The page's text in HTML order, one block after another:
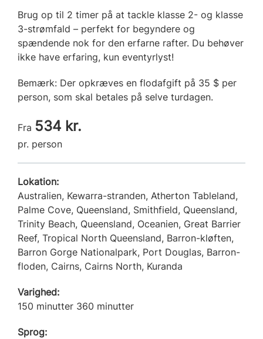
Brug op til 2 timer på at tackle klasse 2- og klasse
3-strømfald – perfekt for begyndere og
spændende nok for den erfarne rafter. Du behøver
ikke have erfaring, kun eventyrlyst!
Bemærk: Der opkræves en flodafgift på 35 $ per
person, som skal betales på selve turdagen.
Fra 534 kr.
pr. person
Lokation:
Australien, Kewarra-stranden, Atherton Tableland,
Palme Cove, Queensland, Smithfield, Queensland,
Trinity Beach, Queensland, Oceanien, Great Barrier
Reef, Tropical North Queensland, Barron-kløften,
Barron Gorge Nationalpark, Port Douglas, Barron-
floden, Cairns, Cairns North, Kuranda
Varighed:
150 minutter 360 minutter
Sprog: